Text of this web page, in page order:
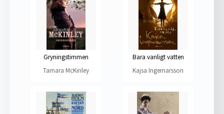
Gryningstimmen
Tamara McKinley
Bara vanligt vatten
Kajsa Ingemarsson